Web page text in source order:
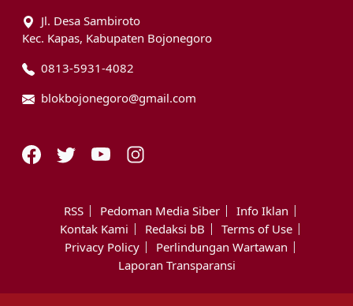
Jl. Desa Sambiroto
Kec. Kapas, Kabupaten Bojonegoro
0813-5931-4082
blokbojonegoro@gmail.com
RSS Pedoman Media Siber
Info Iklan
Kontak Kami
Redaksi bB
Terms of Use
Privacy Policy
Perlindungan Wartawan
Laporan Transparansi